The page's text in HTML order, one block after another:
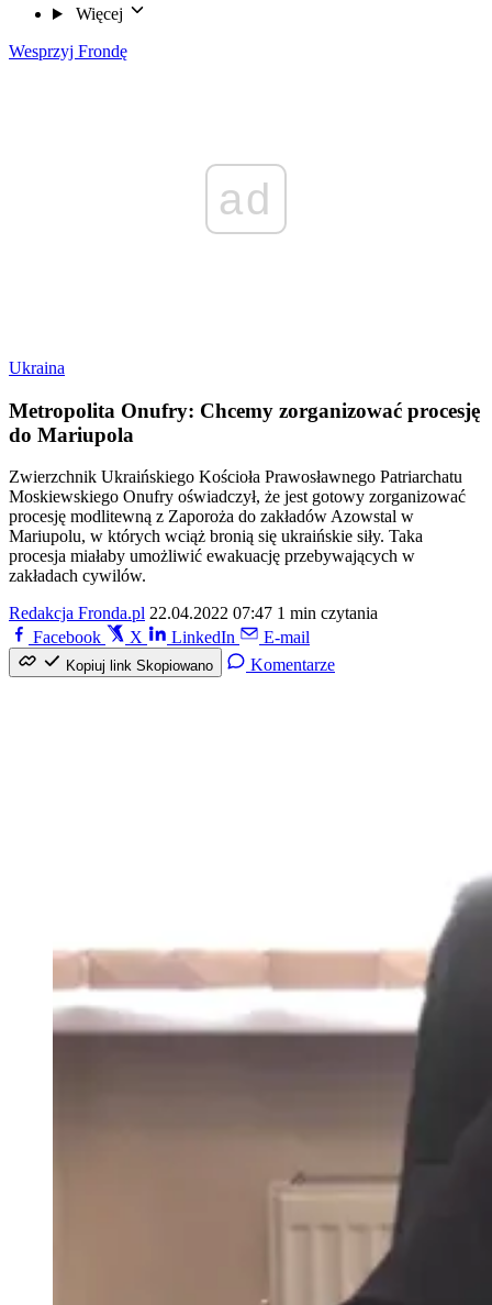
Więcej
Wesprzyj Frondę
ad
Ukraina
Metropolita Onufry: Chcemy zorganizować procesję
do Mariupola
Zwierzchnik Ukraińskiego Kościoła Prawosławnego Patriarchatu
Moskiewskiego Onufry oświadczył, że jest gotowy zorganizować
procesję modlitewną z Zaporoża do zakładów Azowstal w
Mariupolu, w których wciąż bronią się ukraińskie siły. Taka
procesja miałaby umożliwić ewakuację przebywających w
zakładach cywilów.
Redakcja Fronda.pl 22.04.2022 07:47 1 min czytania
Facebook
X LinkedIn E-mail
Kopiuj link Skopiowano Komentarze